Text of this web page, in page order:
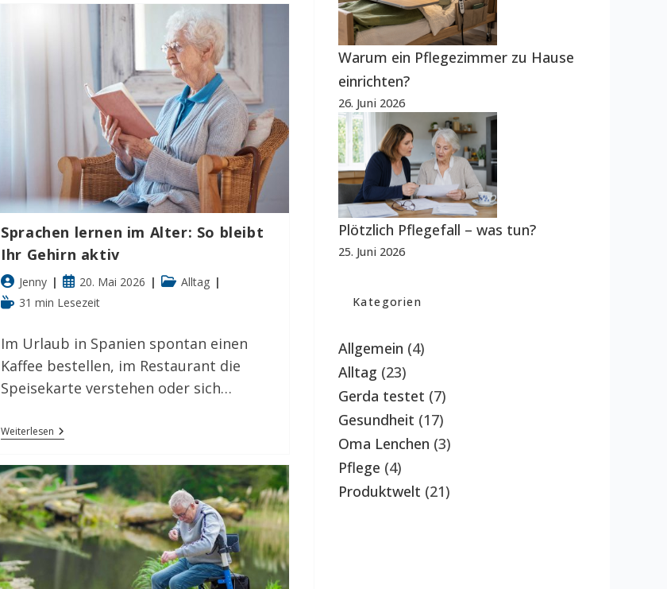
Ursachen,
Sprachen lernen im Alter: So bleibt
Ihr Gehirn aktiv
Beitrags-
Autor:
Jenny
Beitrag
veröffentlicht:
20. Mai 2026
Beitrags-
Alltag
Lesedauer:
31 min Lesezeit
Im Urlaub in Spanien spontan einen
Kaffee bestellen, im Restaurant die
Speisekarte verstehen oder sich…
Weiterlesen Sprachen
Lernen
Alter:
So
Bleibt
Ihr
Gehirn
Aktiv
Warum ein Pflegezimmer zu Hause
einrichten?
26. Juni 2026
Plötzlich Pflegefall – was tun?
25. Juni 2026
Kategorien
Allgemein (4)
Alltag (23)
Gerda testet (7)
Gesundheit (17)
Oma Lenchen (3)
Pflege (4)
Produktwelt (21)